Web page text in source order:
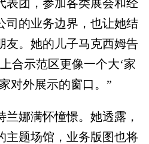
表团，参加各类展会和经
司的业务边界，也让她结
友。她的儿子马克西姆告
合示范区更像一个大‘家
对外展示的窗口。”
娜满怀憧憬。她透露，
主题场馆，业务版图也将